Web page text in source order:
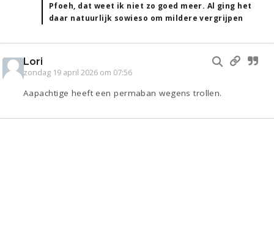
Pfoeh, dat weet ik niet zo goed meer. Al ging het
daar natuurlijk sowieso om mildere vergrijpen
Lori
zondag 19 april 2026 om 07:56
Aapachtige heeft een permaban wegens trollen.